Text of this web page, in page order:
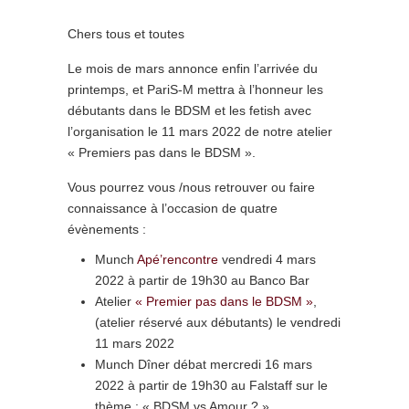
Chers tous et toutes
Le mois de mars annonce enfin l’arrivée du
printemps, et PariS-M mettra à l’honneur les
débutants dans le BDSM et les fetish avec
l’organisation le 11 mars 2022 de notre atelier
« Premiers pas dans le BDSM ».
Vous pourrez vous /nous retrouver ou faire
connaissance à l’occasion de quatre
évènements :
Munch Apé’rencontre vendredi 4 mars
2022 à partir de 19h30 au Banco Bar
Atelier « Premier pas dans le BDSM »
(atelier réservé aux débutants) le vendredi
11 mars 2022
Munch Dîner débat mercredi 16 mars
2022 à partir de 19h30 au Falstaff sur le